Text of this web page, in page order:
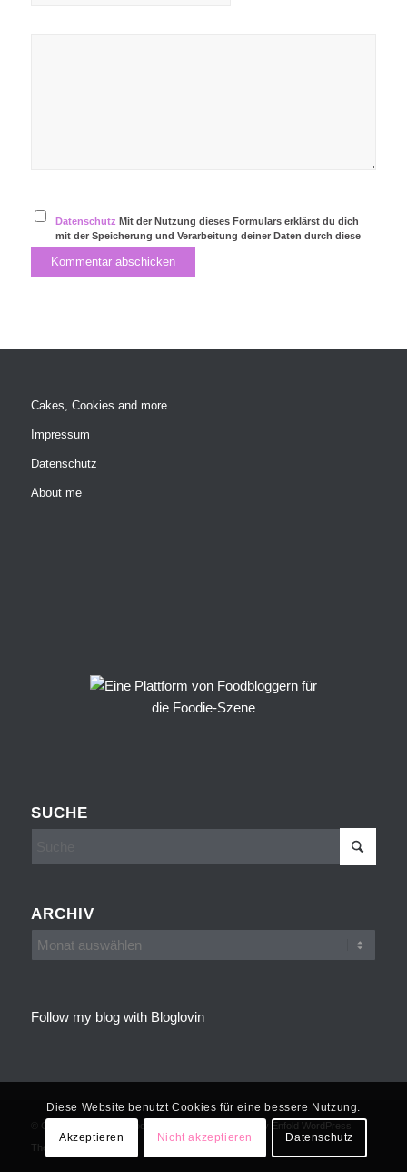
Datenschutz Mit der Nutzung dieses Formulars erklärst du dich
mit der Speicherung und Verarbeitung deiner Daten durch diese
Cakes, Cookies and more
Impressum
Datenschutz
About me
SUCHE
ARCHIV
Follow my blog with Bloglovin
© Copyright - Cakes, Cookies and more -
powered by Enfold WordPress
Theme
Diese Website benutzt Cookies für eine bessere Nutzung.
Akzeptieren Nicht akzeptieren Datenschutz